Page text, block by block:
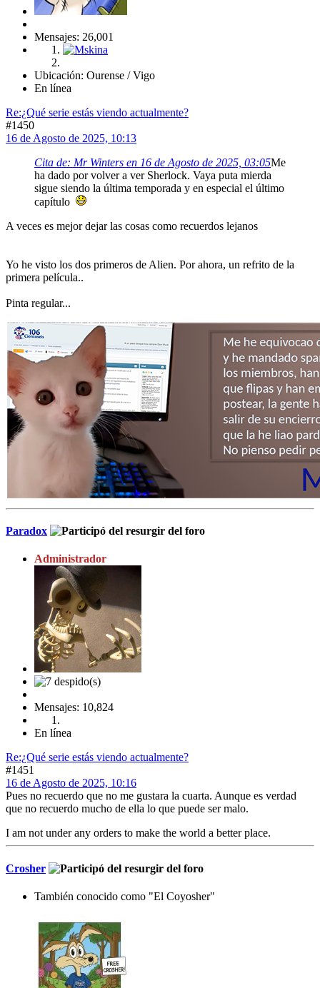
Mensajes: 26,001
Ubicación: Ourense / Vigo
En línea
Re:¿Qué serie estás viendo actualmente?
#1450
16 de Agosto de 2025, 10:13
Cita de: Mr Winters en 16 de Agosto de 2025, 03:05Me
ha dado por volver a ver Sherlock. Vaya puta mierda
sigue siendo la última temporada y en especial el último
capítulo
A veces es mejor dejar las cosas como recuerdos lejanos
Yo he visto los dos primeros de Alien. Por ahora, un refrito de la
primera película..
Pinta regular...
Paradox
Administrador
Mensajes: 10,824
En línea
Re:¿Qué serie estás viendo actualmente?
#1451
16 de Agosto de 2025, 10:16
Pues no recuerdo que no me gustara la cuarta. Aunque es verdad
que no recuerdo mucho de ella lo que puede ser malo.
I am not under any orders to make the world a better place.
Crosher
También conocido como "El Coyosher"